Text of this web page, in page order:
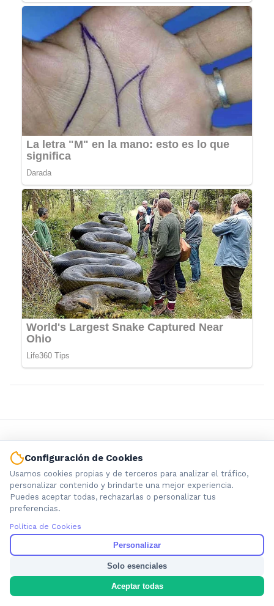
Información local que importa. Noticias de Ensenada, La
Nosotros
Cookies
Configuración de Cookies
Usamos cookies propias y de terceros para analizar el tráfico,
personalizar contenido y brindarte una mejor experiencia.
Puedes aceptar todas, rechazarlas o personalizar tus
preferencias.
Política de Cookies
Personalizar
Solo esenciales
Aceptar todas